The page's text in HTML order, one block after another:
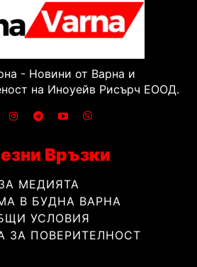
- Новини от Варна и
на Иноуейв Рисърч ЕООД.
Връзки
МЕДИЯТА
В БУДНА ВАРНА
УСЛОВИЯ
ЗА ПОВЕРИТЕЛНОСТ